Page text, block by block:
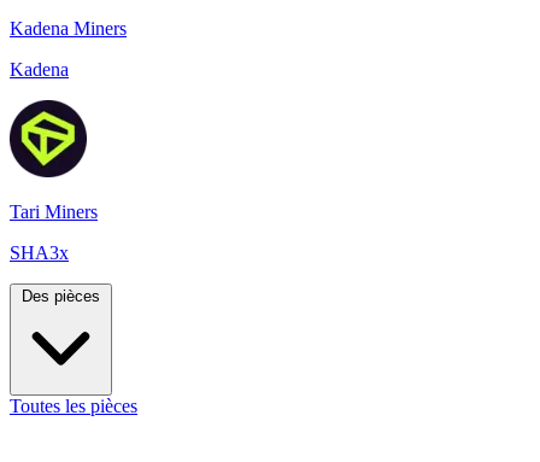
Kadena Miners
Kadena
Tari Miners
SHA3x
Des pièces
Toutes les pièces